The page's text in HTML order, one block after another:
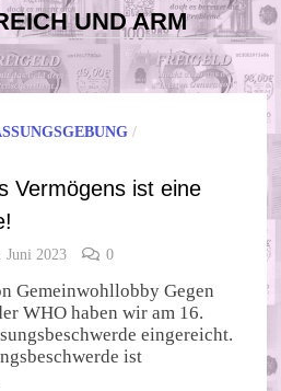
UND ARM
/
Vermögens ist eine
Juni 2023 0
Gemeinwohllobby Gegen
WHO haben wir am 16.
eingereicht.
ist